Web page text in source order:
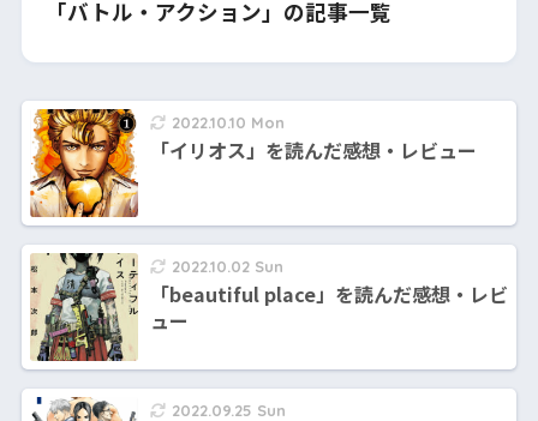
「バトル・アクション」の記事一覧
2022.10.10 Mon
「イリオス」を読んだ感想・レビュー
2022.10.02 Sun
「beautiful place」を読んだ感想・レビ
ュー
2022.09.25 Sun